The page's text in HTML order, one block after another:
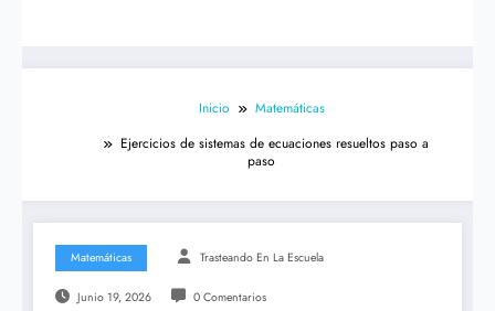
Inicio
Matemáticas
Ejercicios de sistemas de ecuaciones resueltos paso a
paso
Matemáticas Trasteando En La Escuela
Junio 19, 2026 0 Comentarios